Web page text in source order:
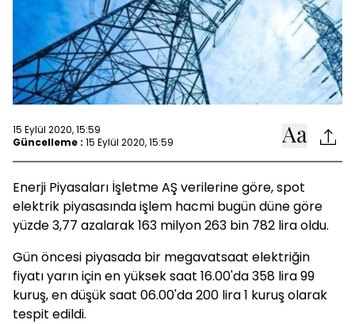
15 Eylül 2020, 15:59
Güncelleme : 15 Eylül 2020, 15:59
Enerji Piyasaları İşletme AŞ verilerine göre, spot
elektrik piyasasında işlem hacmi bugün düne göre
yüzde 3,77 azalarak 163 milyon 263 bin 782 lira oldu.
Gün öncesi piyasada bir megavatsaat elektriğin
fiyatı yarın için en yüksek saat 16.00'da 358 lira 99
kuruş, en düşük saat 06.00'da 200 lira 1 kuruş olarak
tespit edildi.